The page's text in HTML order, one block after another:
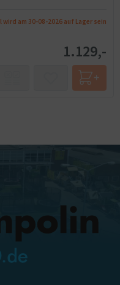
wird am 30-08-2026 auf Lager sein
1.129,-